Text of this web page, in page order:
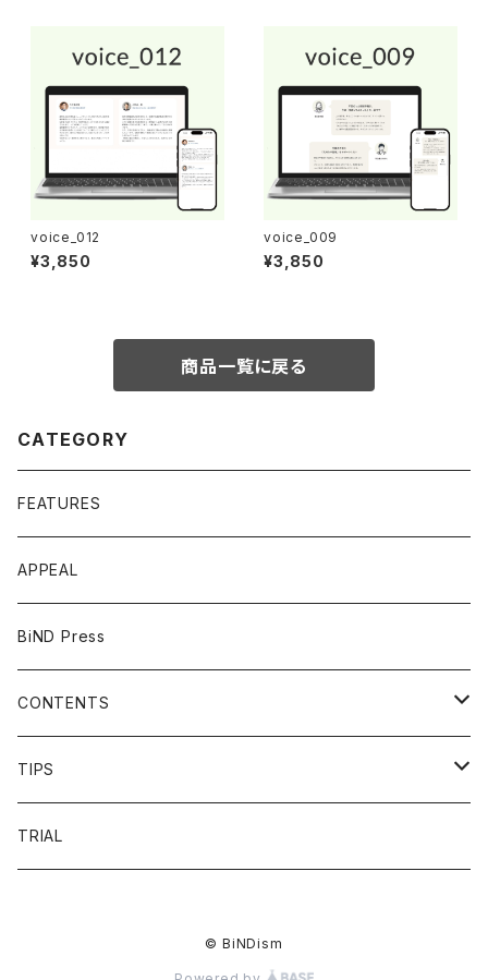
voice_012
¥3,850
voice_009
¥3,850
商品一覧に戻る
CATEGORY
FEATURES
APPEAL
BiND Press
CONTENTS
OVERVIEW
FAQ
TIPS
HEADING
TRIAL
© BiNDism